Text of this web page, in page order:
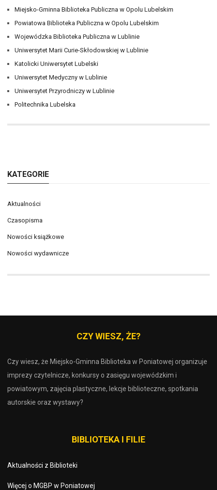
Miejsko-Gminna Biblioteka Publiczna w Opolu Lubelskim
Powiatowa Biblioteka Publiczna w Opolu Lubelskim
Wojewódzka Biblioteka Publiczna w Lublinie
Uniwersytet Marii Curie-Skłodowskiej w Lublinie
Katolicki Uniwersytet Lubelski
Uniwersytet Medyczny w Lublinie
Uniwersytet Przyrodniczy w Lublinie
Politechnika Lubelska
KATEGORIE
Aktualności
Czasopisma
Nowości książkowe
Nowości wydawnicze
CZY WIESZ, ŻE?
Czy wiesz, że Miejsko-Gminna Biblioteka w Poniatowej organizuje
imprezy czytelnicze, konkursy o zasięgu wojewódzkim i
powiatowym, zajęcia plastyczne, lekcje biblioteczne, spotkania
autorskie oraz wystawy?
BIBLIOTEKA I FILIE
Aktualności z Biblioteki
Więcej o MGBP w Poniatowej